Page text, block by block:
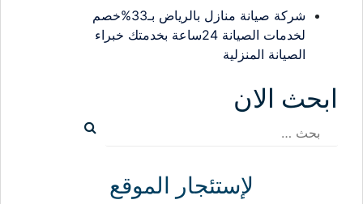
شركة صيانة منازل بالرياض بـ33%خصم
لخدمات الصيانة 24ساعة بخدمتك خبراء
الصيانة المنزلية
ابحث الان
البحث
لإستئجار الموقع